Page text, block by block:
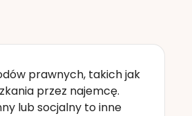
prawnych, takich jak
przez najemcę.
lub socjalny to inne